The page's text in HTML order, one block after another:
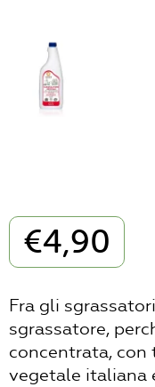
€4,90
Fra gli
sgrassatore,
concentrata,
vegetale italiana